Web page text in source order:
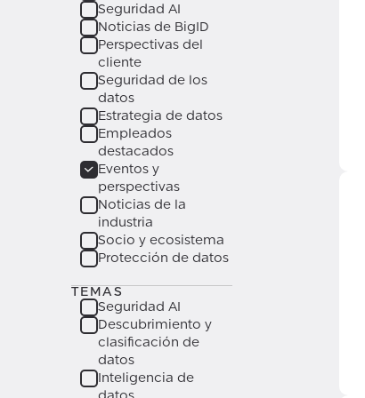
6 DE ABRIL DE 2026
Gobernanza de la IA en la
práctica:
liderazgo en seguridad del
Foro de Liderazgo en
Gobernanza de la IA
Seguridad AI
Noticias de BigID
Perspectivas del
cliente
Seguridad de los
datos
Estrategia de datos
Empleados
destacados
Eventos y
perspectivas
Noticias de la
industria
Socio y ecosistema
Protección de datos
TEMAS
Seguridad AI
Descubrimiento y
clasificación de
datos
Inteligencia de